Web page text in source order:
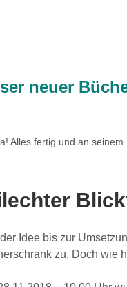
neuer
Alles fertig und an seinem
Idee bis zur
zu. Doch wie